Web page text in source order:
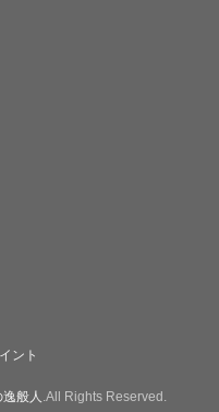
ント
般人 .All Rights Reserved.